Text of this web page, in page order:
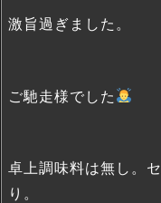
激旨過ぎました。
ご馳走様でした
卓上調味料は無し。
り。